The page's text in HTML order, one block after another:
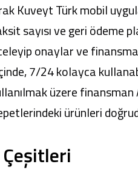
Kuveyt Türk mobil
sayısı ve geri ödeme
onaylar ve
7/24 kolayca
üzere
ürünleri